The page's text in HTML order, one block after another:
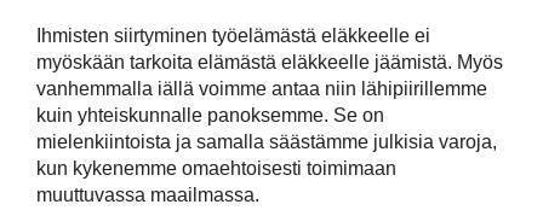
Ihmisten siirtyminen työelämästä eläkkeelle ei
myöskään tarkoita elämästä eläkkeelle jäämistä. Myös
vanhemmalla iällä voimme antaa niin lähipiirillemme
kuin yhteiskunnalle panoksemme. Se on
mielenkiintoista ja samalla säästämme julkisia varoja,
kun kykenemme omaehtoisesti toimimaan
muuttuvassa maailmassa.